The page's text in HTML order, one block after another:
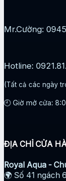
Mr.Cường:
Hotline:
(Tất cả các ngày
🕘 Giờ mở cửa:
ĐỊA CHỈ CỬA
Royal Aqua -
🌍 Số 41 ngách